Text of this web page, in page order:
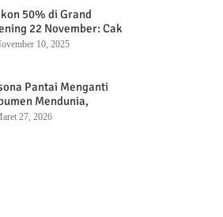
50% di Grand
22 November: Cak
Balungan Bakar
10, 2025
Pantai Menganti
Mendunia,
Mancanegara
27, 2026